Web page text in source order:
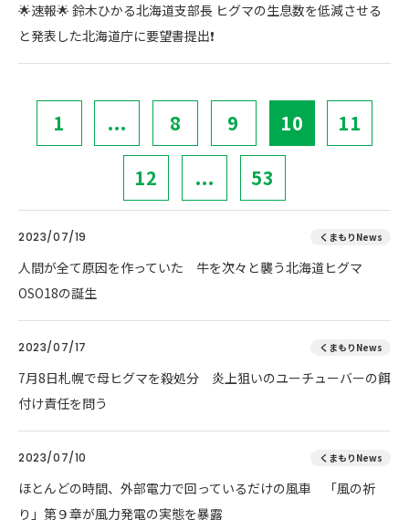
🌟速報🌟 鈴木ひかる北海道支部長 ヒグマの生息数を低減させる
と発表した北海道庁に要望書提出❗
1 ... 8 9 10 11
12 ... 53
2023/07/19 くまもりNews
人間が全て原因を作っていた 牛を次々と襲う北海道ヒグマ
OSO18の誕生
2023/07/17 くまもりNews
7月8日札幌で母ヒグマを殺処分 炎上狙いのユーチューバーの餌
付け責任を問う
2023/07/10 くまもりNews
ほとんどの時間、外部電力で回っているだけの風車 「風の祈
り」第９章が風力発電の実態を暴露